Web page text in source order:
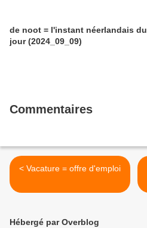
de noot = l'instant néerlandais du
jour (2024_09_09)
Commentaires
< Vacature = offre d'emploi
Hébergé par Overblog